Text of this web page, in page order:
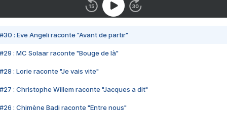
#30 : Eve Angeli raconte "Avant de partir"
#29 : MC Solaar raconte "Bouge de là"
#28 : Lorie raconte "Je vais vite"
#27 : Christophe Willem raconte "Jacques a dit"
#26 : Chimène Badi raconte "Entre nous"